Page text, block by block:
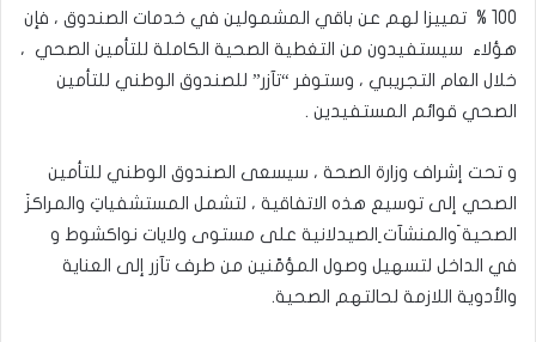
100 % تمييزا لهم عن باقي المشمولين في خدمات الصندوق ، فإن
هؤلاء سيستفيدون من التغطية الصحية الكاملة للتأمين الصحي ،
خلال العام التجريبي ، وستوفر “تآزر” للصندوق الوطني للتأمين
الصحي قوائم المستفيدين .
و تحت إشراف وزارة الصحة ، سيسعى الصندوق الوطني للتأمين
الصحي إلى توسيع هذه الاتفاقية ، لتشمل المستشفياتِ والمراكزَ
الصحية َوالمنشآت ِالصيدلانية على مستوى ولايات نواكشوط و
في الداخل لتسهيل وصول المؤمّنين من طرف تآزر إلى العناية
والأدوية اللازمة لحالتهم الصحية.